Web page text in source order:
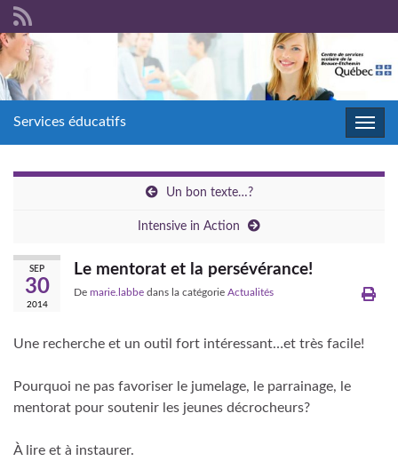
Services éducatifs
Un bon texte…?
Intensive in Action
SEP
30
2014
Le mentorat et la persévérance!
De marie.labbe dans la catégorie Actualités
Une recherche et un outil fort intéressant…et très facile!
Pourquoi ne pas favoriser le jumelage, le parrainage, le
mentorat pour soutenir les jeunes décrocheurs?
À lire et à instaurer.